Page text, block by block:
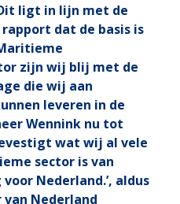
ligt in lijn met de
rapport dat de basis is
zijn wij blij met de
die wij aan
leveren in de
Wennink nu tot
wat wij al vele
sector is van
Nederland.’, aldus
Nederland